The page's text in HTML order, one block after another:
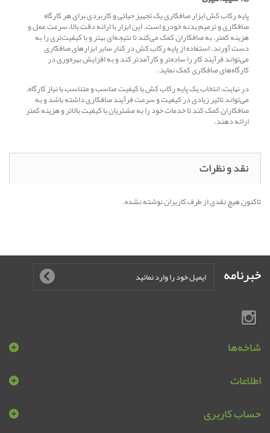
پایه رکاب کش ابزار صافکاری یک تجهیز حیاتی و کاربردی برای هر کارگاه
صافکاری و ترمیم بدنه خودرو است. این ابزار با ارائه دقت بالا، سرعت عمل و
هزینه کمتر، به صافکاران کمک می‌کند تا نتیجه‌ای بهتر و با کیفیت‌تری را به
دست آورند. استفاده از پایه رکاب کش در کنار سایر ابزارهای صافکاری
می‌تواند فرآیند کار را ساده‌تر و کارآمدتر کند و به افزایش بهره‌وری در
کارگاه‌های صافکاری کمک نماید.
در نهایت، انتخاب یک پایه رکاب کش با کیفیت مناسب و متناسب با نیاز کارگاه،
می‌تواند تاثیر زیادی در کیفیت و سرعت فرآیند صافکاری داشته باشد و به
صافکاران کمک کند تا خدمات خود را به مشتریان با کیفیت بالاتر و هزینه کمتر
ارائه دهند.
نقد و نظرات
تاکنون هیچ نقدی از طرف کاربران نوشته نشده.
خبرنامه
شاخه‌ها
اطلاعات
حساب کاربری